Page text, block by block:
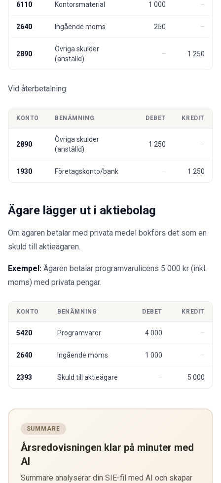
6110 Kontorsmaterial 1 000
2640 Ingående moms 250
2890
Övriga skulder
(anställd)
1 250
Vid återbetalning:
KONTO BENÄMNING DEBET KREDIT
2890
Övriga skulder
(anställd)
1 250
1930 Företagskonto/bank 1 250
Ägare lägger ut i aktiebolag
Om ägaren betalar med privata medel bokförs det som en
skuld till aktieägaren.
Exempel: Ägaren betalar programvarulicens 5 000 kr (inkl.
moms) med privata pengar.
KONTO BENÄMNING DEBET KREDIT
5420 Programvaror 4 000
2640 Ingående moms 1 000
2393 Skuld till aktieägare 5 000
SUMMARE
Årsredovisningen klar på minuter med
AI
Summare analyserar din SIE-fil med AI och skapar